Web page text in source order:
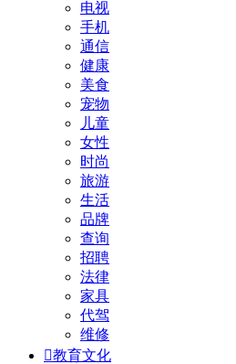
电视
手机
通信
健康
美食
宠物
儿童
女性
时尚
旅游
生活
品牌
查询
招聘
法律
家具
代驾
维修
教育文化